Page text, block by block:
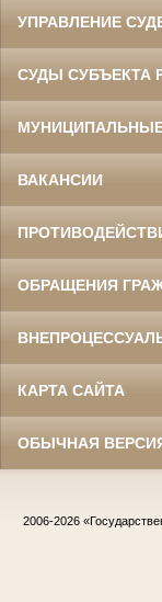
УПРАВЛЕНИЕ
СУДЫ СУБЪЕКТА
ВАКАНСИИ
ОБРАЩЕНИЯ
КАРТА САЙТА
ОБЫЧНАЯ
2006-2026